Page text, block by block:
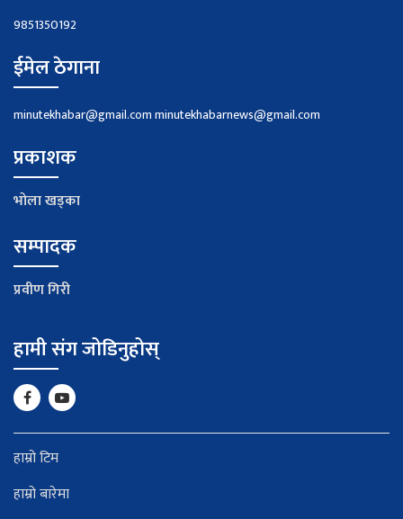
9851350192
ईमेल ठेगाना
minutekhabar@gmail.comminutekhabarnews@gmail.com
प्रकाशक
भाेला खड्का
सम्पादक
प्रवीण गिरी
हामी संग जोडिनुहोस्
हाम्रो टिम
हाम्रो बारेमा